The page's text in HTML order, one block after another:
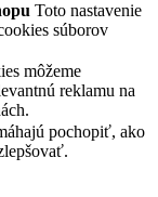
Toto nastavenie
súborov
môžeme
reklamu na
pochopiť, ako